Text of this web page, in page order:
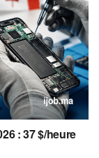
: 37 $/heure